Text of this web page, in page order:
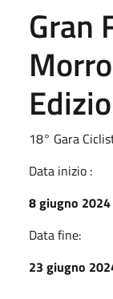
Gran
18° Gara
Data inizio :
8 giugno 2024
Data fine:
23 giugno